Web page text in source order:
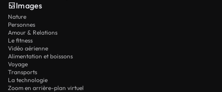
Images
Nature
Personnes
Amour & Relations
Le fitness
Vidéo aérienne
Alimentation et boissons
Voyage
Transports
La technologie
Zoom en arrière-plan virtuel